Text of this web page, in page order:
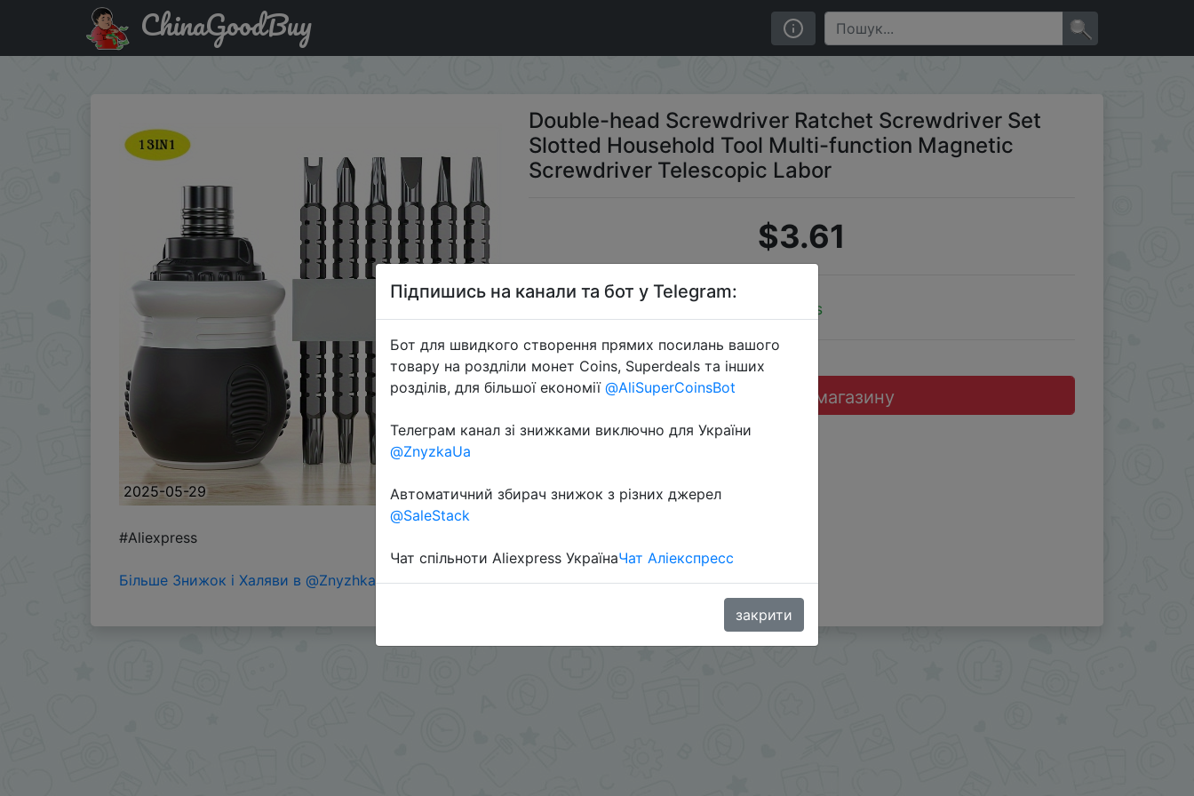
Акція на Double-head Screwdriver Ratchet Screwdriver Set Slotted Household Tool Multi-function Magnetic Screwdriver Telescopic Labor
ChinaGoodBuy
2025-05-29
Double-head Screwdriver Ratchet Screwdriver Set
Slotted Household Tool Multi-function Magnetic
Screwdriver Telescopic Labor
$3.61
Coins
Перейти до магазину
#Aliexpress
Більше Знижок і Халяви в @ZnyzhkaUA
Підпишись на канали та бот у Telegram:
Бот для швидкого створення прямих посилань вашого
товару на роздліли монет Coins, Superdeals та інших
розділів, для більшої економії @AliSuperCoinsBot
Телеграм канал зі знижками виключно для України
@ZnyzkaUa
Автоматичний збирач знижок з різних джерел
@SaleStack
Чат спільноти Aliexpress УкраїнаЧат Аліекспресс
закрити